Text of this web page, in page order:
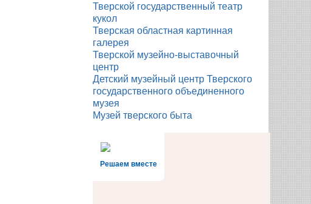
Тверской государственный театр
кукол
Тверская областная картинная
галерея
Тверской музейно-выставочный
центр
Детский музейный центр Тверского
государственного объединенного
музея
Музей тверского быта
Решаем вместе